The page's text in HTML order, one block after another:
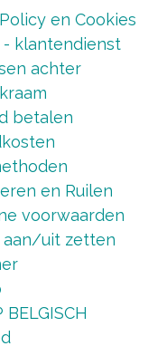
en Cookies
klantendienst
achter
betalen
en Ruilen
voorwaarden
aan/uit zetten
BELGISCH